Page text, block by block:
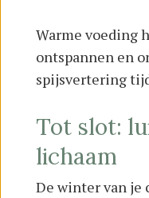
Warme voeding
ontspannen en
spijsvertering
Tot slot:
lichaam
De winter van je